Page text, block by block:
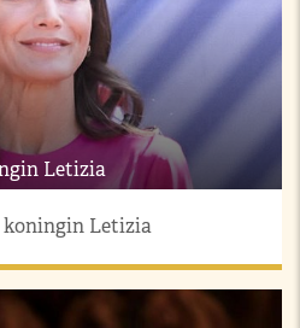
Letizia
koningin Letizia